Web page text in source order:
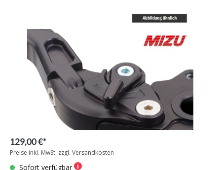
129,00 €*
Preise inkl. MwSt. zzgl. Versandkosten
Sofort verfügbar